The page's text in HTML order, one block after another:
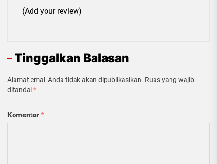
(Add your review)
Tinggalkan Balasan
Alamat email Anda tidak akan dipublikasikan. Ruas yang wajib
ditandai*
Komentar*